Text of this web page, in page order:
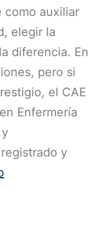
como auxiliar
elegir la
diferencia. En
pero si
el CAE
Enfermería
y